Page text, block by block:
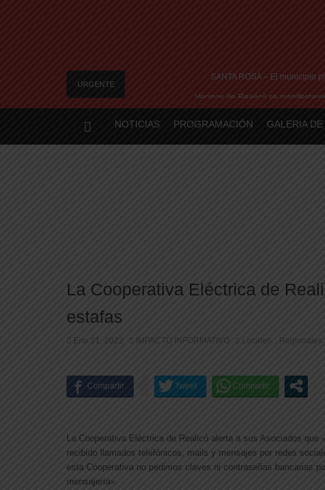
URGENTE
SANTA ROSA – El municipio
Vecinos de Realicó se
River lo descartó y el pibe Jaime
NOTICIAS PROGRAMACIÓN GALERIA
La Cooperativa Eléctrica de
estafas
Ene 21, 2022 IMPACTO INFORMATIVO Locales Regionales
La Cooperativa Eléctrica de Realicó alerta a sus Asociados que
recibido llamados telefónicos, mails y mensajes por redes
esta Cooperativa no pedimos claves ni contraseñas bancarias
mensajería».